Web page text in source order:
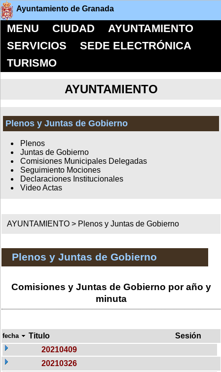
Ayuntamiento de Granada
MENU CIUDAD
AYUNTAMIENTO
SERVICIOS
SEDE ELECTRÓNICA
TURISMO
AYUNTAMIENTO
Plenos y Juntas de Gobierno
Plenos
Juntas de Gobierno
Comisiones Municipales Delegadas
Seguimiento Mociones
Declaraciones Institucionales
Video Actas
AYUNTAMIENTO > Plenos y Juntas de Gobierno
Plenos y Juntas de Gobierno
Comisiones y Juntas de Gobierno por año y
minuta
fecha Titulo
Sesión
20210409
20210326